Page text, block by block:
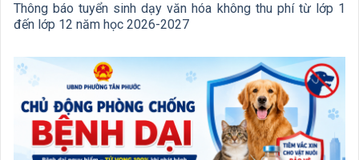
Thông báo tuyển sinh dạy văn hóa không thu phí từ lớp 1
đến lớp 12 năm học 2026-2027